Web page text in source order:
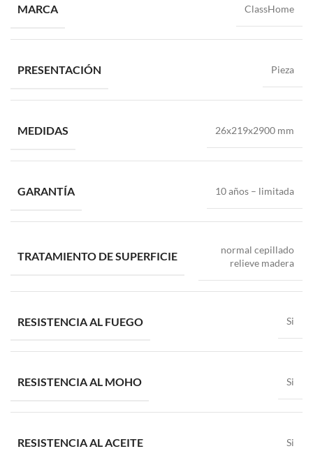
MARCA ClassHome
PRESENTACIÓN Pieza
MEDIDAS 26x219x2900 mm
GARANTÍA 10 años – limitada
TRATAMIENTO DE SUPERFICIE
normal cepillado
relieve madera
RESISTENCIA AL FUEGO Si
RESISTENCIA AL MOHO Si
RESISTENCIA AL ACEITE Si